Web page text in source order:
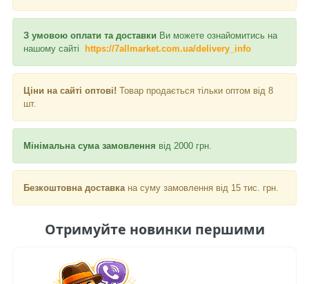
З умовою оплати та доставки Ви можете ознайомитись на
нашому сайті
https://7allmarket.com.ua/delivery_info
Ціни на сайті оптові! Товар продається тільки оптом від 8
шт.
Мінімальна сума замовлення від 2000 грн.
Безкоштовна доставка на суму замовлення від 15 тис. грн.
Отримуйте новинки першими